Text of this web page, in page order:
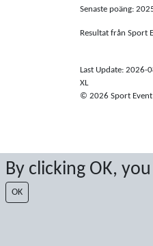
By clicking OK,
OK
Senaste poäng:
Resultat från Sport
Last Update: 2026-
XL
© 2026 Sport